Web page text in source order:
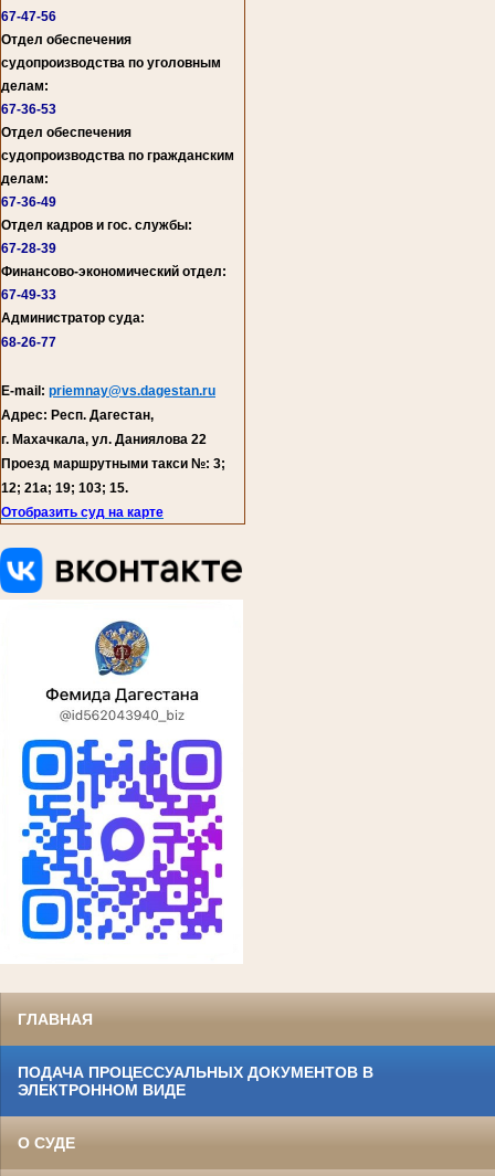
67-47-56
Отдел обеспечения
судопроизводства по уголовным
делам:
67-36-53
Отдел обеспечения
судопроизводства по гражданским
делам:
67-36-49
Отдел кадров и гос. службы:
67-28-39
Финансово-экономический отдел:
67-49-33
Администратор суда:
68-26-77
E-mail: priemnay@vs.dagestan.ru
Адрес: Респ. Дагестан,
г. Махачкала, ул. Даниялова 22
Проезд маршрутными такси №: 3;
12; 21а; 19; 103; 15.
Отобразить суд на карте
ГЛАВНАЯ
ПОДАЧА ПРОЦЕССУАЛЬНЫХ ДОКУМЕНТОВ В
ЭЛЕКТРОННОМ ВИДЕ
О СУДЕ